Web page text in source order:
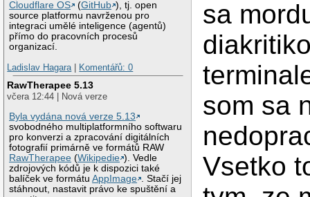
Cloudflare OS
(GitHub ), tj. open
source platformu navrženou pro
integraci umělé inteligence (agentů)
přímo do pracovních procesů
organizací.
Ladislav Hagara
Komentářů: 0
RawTherapee 5.13
včera 12:44 | Nová verze
Byla vydána nová verze 5.13
svobodného multiplatformního softwaru
pro konverzi a zpracování digitálních
fotografií primárně ve formátů RAW
RawTherapee (Wikipedie ). Vedle
zdrojových kódů je k dispozici také
balíček ve formátuAppImage . Stačí jej
stáhnout, nastavit právo ke spuštění a
sa
som sa
Vsetko